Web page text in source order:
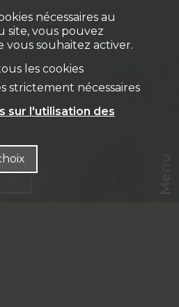
nécessaires au
vous pouvez
souhaitez activer.
les cookies
strictement nécessaires
sur l'utilisation des